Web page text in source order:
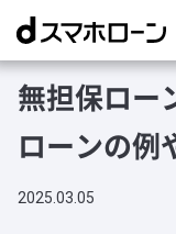
トップ dスマホローン
無担保ロー
ローンの例
2025.03.05